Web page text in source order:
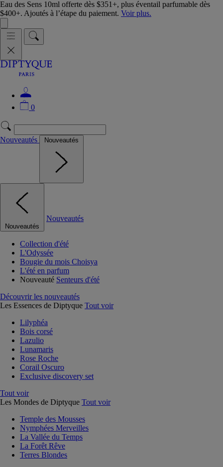
Eau des Sens 10ml offerte dès $351+, plus éventail parfumable dès
$400+. Ajoutés à l’étape du paiement. Voir plus.
0
Nouveautés Nouveautés
Nouveautés
Nouveautés
Collection d'été
L'Odyssée
Bougie du mois Choisya
L'été en parfum
Nouveauté Senteurs d'été
Découvrir les nouveautés
Les Essences de Diptyque Tout voir
Lilyphéa
Bois corsé
Lazulio
Lunamaris
Rose Roche
Corail Oscuro
Exclusive discovery set
Tout voir
Les Mondes de Diptyque Tout voir
Temple des Mousses
Nymphées Merveilles
La Vallée du Temps
La Forêt Rêve
Terres Blondes